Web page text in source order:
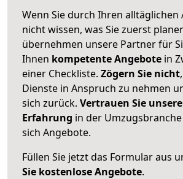
Wenn Sie durch Ihren alltäglichen
nicht wissen, was Sie zuerst
übernehmen unsere Partner für
Ihnen kompetente Angebote in
einer Checkliste. Zögern Sie nicht
Dienste in Anspruch zu nehmen
sich zurück. Vertrauen Sie
Erfahrung in der
sich Angebote.
Füllen Sie jetzt das Formular aus
Sie kostenlose Angebote.